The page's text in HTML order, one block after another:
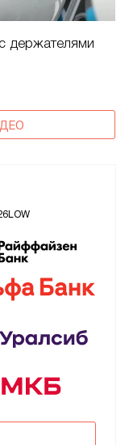
держателями